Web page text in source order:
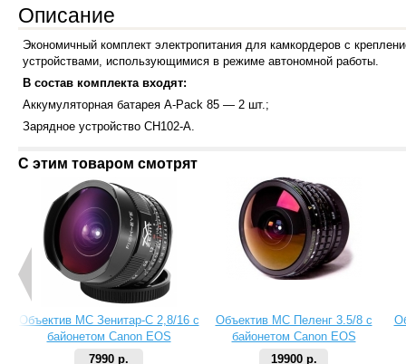
Описание
Экономичный комплект электропитания для камкордеров с
устройствами, использующимися в режиме автономной работы.
В состав комплекта входят:
Аккумуляторная батарея A-Pack 85 — 2 шт.;
Зарядное устройство CH102-A.
С этим товаром смотрят
Объектив МС Зенитар-C 2,8/16 с
байонетом Canon EOS
7990 р.
Объектив МС Пеленг 3.5/8 с
байонетом Canon EOS
19900 р.